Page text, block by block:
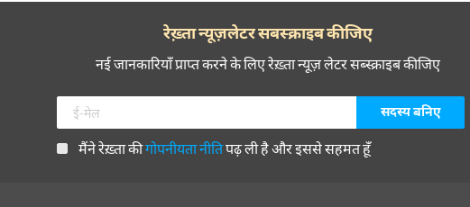
रेख़्ता न्यूज़लेटर सबस्क्राइब कीजिए
नई जानकारियाँ प्राप्त करने के लिए रेख़्ता न्यूज़ लेटर सब्स्क्राइब कीजिए
मैंने रेख़्ता कीगोपनीयता नीतिपढ़ ली है और इससे सहमत हूँ